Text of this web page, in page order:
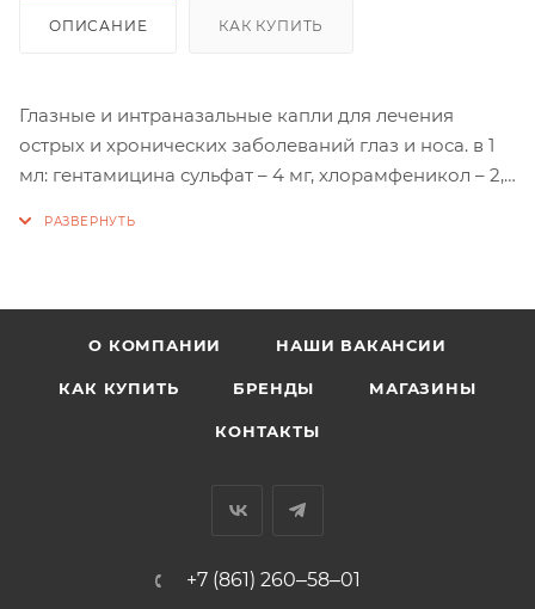
ОПИСАНИЕ КАК КУПИТЬ
Глазные и интраназальные капли для лечения
острых и хронических заболеваний глаз и носа. в 1
мл: гентамицина сульфат – 4 мг, хлорамфеникол – 2,5
О КОМПАНИИ НАШИ ВАКАНСИИ
КАК КУПИТЬ БРЕНДЫ МАГАЗИНЫ
КОНТАКТЫ
+7 (861) 260‒58‒01